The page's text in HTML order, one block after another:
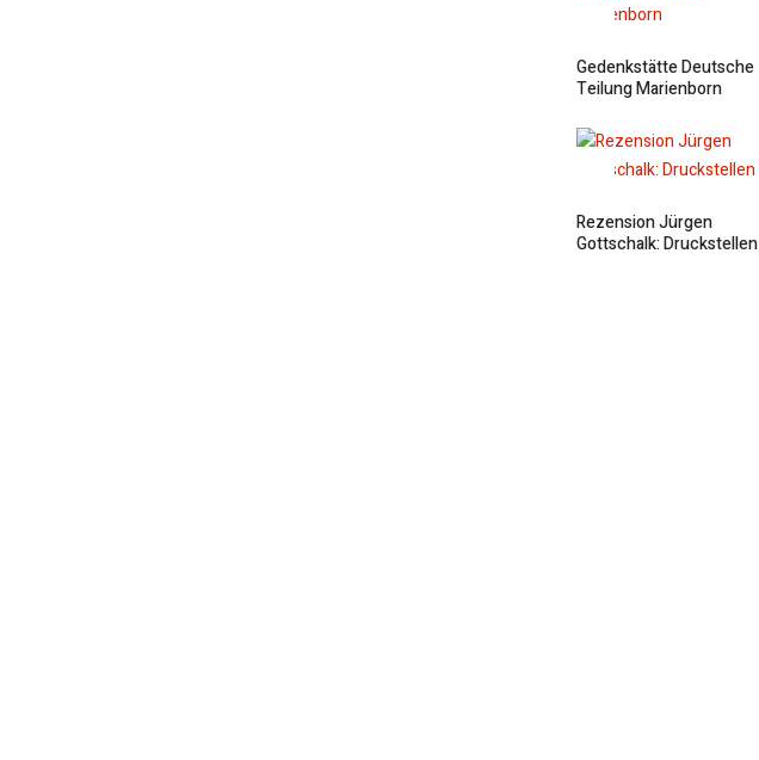
Gedenkstätte Deutsche
Teilung Marienborn
Rezension Jürgen
Gottschalk: Druckstellen